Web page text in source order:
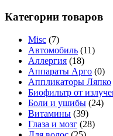
Категории товаров
Misc (7)
Автомобиль (11)
Аллергия (18)
Аппараты Арго (0)
Аппликаторы Ляпко
Биофильтр от
Боли и ушибы (24)
Витамины (39)
Глаза и мозг (28)